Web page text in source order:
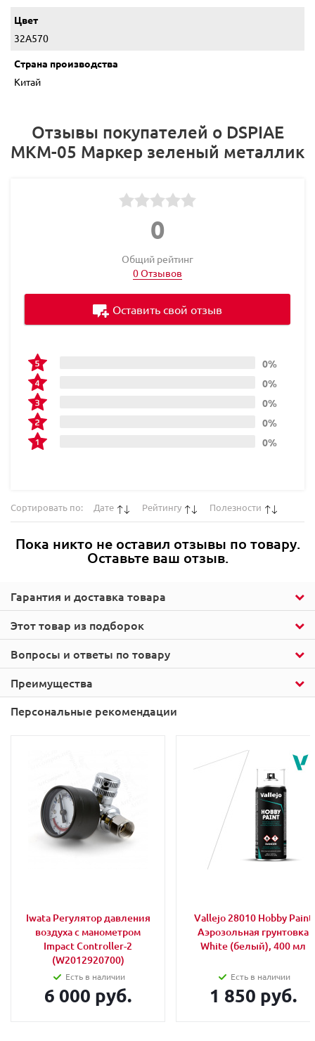
Цвет
32A570
Страна производства
Китай
Этот товар из подборок
Гарантия и доставка товара
Отзывы покупателей о DSPIAE
MKM-05 Маркер зеленый металлик
0
Общий рейтинг
0 Отзывов
0%
0%
0%
0%
0%
Оставить свой отзыв
Сортировать по: Дате Рейтингу Полезности
Пока никто не оставил отзывы по товару.
Оставьте ваш отзыв.
Вопросы и ответы по товару
Преимущества
Персональные рекомендации
Iwata Регулятор давления
воздуха с манометром
Impact Controller-2
(W2012920700)
Есть в наличии
6 000 руб.
Vallejo 28010 Hobby Paint
Аэрозольная грунтовка
White (белый), 400 мл
Есть в наличии
1 850 руб.